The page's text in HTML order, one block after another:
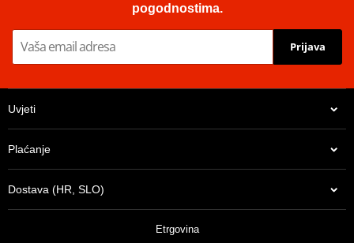
pogodnostima.
Prijava
Uvjeti
Plaćanje
Dostava (HR, SLO)
Etrgovina